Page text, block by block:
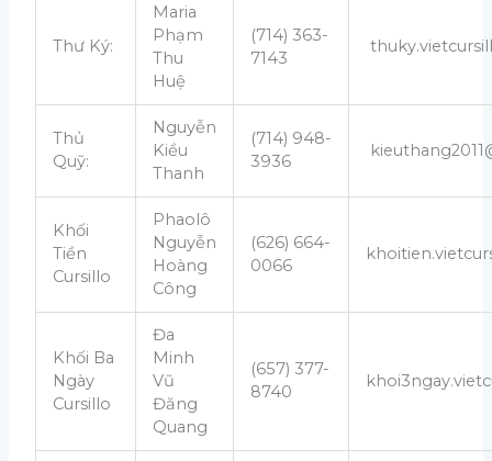
Thư Ký:
Maria
Phạm
Thu
Huệ
(714) 363-
7143
Thủ
Quỹ:
Nguyễn
Kiều
Thanh
(714) 948-
3936
Khối
Tiền
Cursillo
Phaolô
Nguyễn
Hoàng
Công
(626) 664-
0066
Khối Ba
Ngày
Cursillo
Đa
Minh
Vũ
Đăng
Quang
(657) 377-
8740